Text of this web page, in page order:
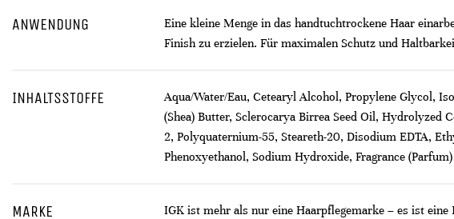
ANWENDUNG
Eine kleine Menge in das handtuchtrockene Haar
Finish zu erzielen. Für maximalen Schutz und
INHALTSSTOFFE
Aqua/Water/Eau, Cetearyl Alcohol, Propylene Glycol,
(Shea) Butter, Sclerocarya Birrea Seed Oil,
2, Polyquaternium-55, Steareth-20, Disodium EDTA,
Phenoxyethanol, Sodium Hydroxide, Fragrance (Parfum)
MARKE
IGK ist mehr als nur eine Haarpflegemarke – es ist